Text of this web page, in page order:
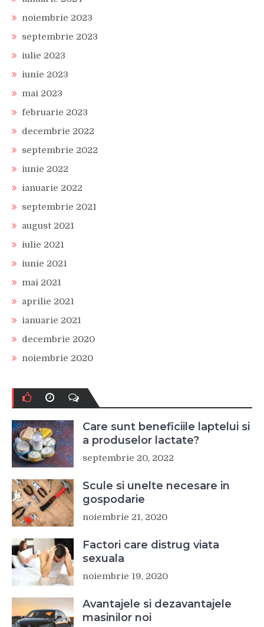
noiembrie 2023
septembrie 2023
iulie 2023
iunie 2023
mai 2023
februarie 2023
decembrie 2022
septembrie 2022
iunie 2022
ianuarie 2022
septembrie 2021
august 2021
iulie 2021
iunie 2021
mai 2021
aprilie 2021
ianuarie 2021
decembrie 2020
noiembrie 2020
Care sunt beneficiile laptelui si
a produselor lactate?
septembrie 20, 2022
Scule si unelte necesare in
gospodarie
noiembrie 21, 2020
Factori care distrug viata
sexuala
noiembrie 19, 2020
Avantajele si dezavantajele
masinilor noi